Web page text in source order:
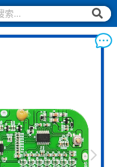
搜
索